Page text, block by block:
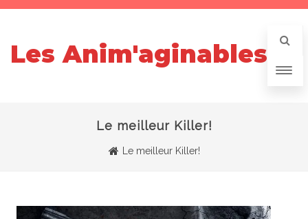
Les Anim'aginables
Le meilleur Killer!
Le meilleur Killer!